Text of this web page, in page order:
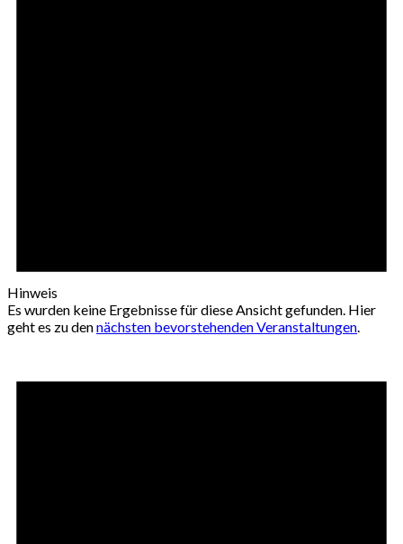
Hinweis
Es wurden keine Ergebnisse für diese Ansicht gefunden. Hier
geht es zu dennächsten bevorstehenden Veranstaltungen.